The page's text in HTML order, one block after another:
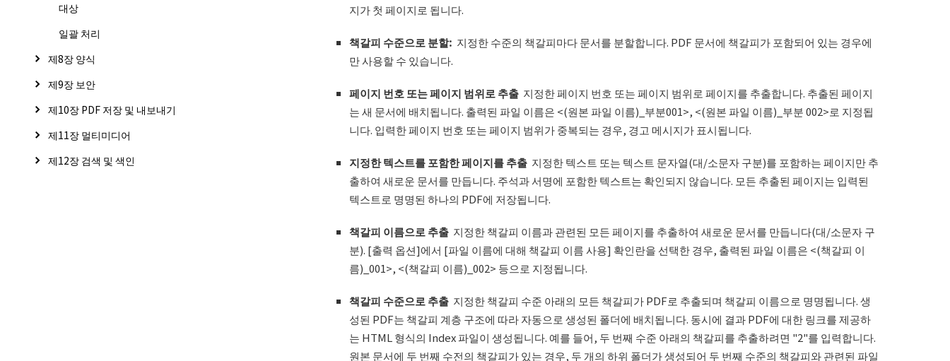
대상
일괄 처리
제8장 양식
제9장 보안
제10장 PDF 저장 및 내보내기
제11장 멀티미디어
제12장 검색 및 색인
지가 첫 페이지로 됩니다.
책갈피 수준으로 분할: 지정한 수준의 책갈피마다 문서를 분할합니다. PDF 문서에 책갈피가 포함되어 있는 경우에
만 사용할 수 있습니다.
페이지 번호 또는페이지 범위로 추출지정한 페이지 번호 또는 페이지 범위로 페이지를 추출합니다. 추출된 페이지
는 새 문서에 배치됩니다. 출력된 파일 이름은 <(원본 파일 이름)_부분001>, <(원본 파일 이름)_부분 002>로 지정됩
니다. 입력한 페이지 번호 또는 페이지 범위가 중복되는 경우, 경고 메시지가 표시됩니다.
지정한 텍스트를 포함한 페이지를 추출 지정한 텍스트 또는 텍스트 문자열(대/소문자 구분)를 포함하는 페이지만 추
출하여 새로운 문서를 만듭니다. 주석과 서명에 포함한 텍스트는 확인되지 않습니다. 모든 추출된 페이지는 입력된
텍스트로 명명된 하나의 PDF에 저장됩니다.
책갈피 이름으로 추출 지정한 책갈피 이름과 관련된 모든 페이지를 추출하여 새로운 문서를 만듭니다(대/소문자 구
분). [출력 옵션]에서 [파일 이름에 대해 책갈피 이름 사용] 확인란을 선택한 경우, 출력된 파일 이름은 <(책갈피 이
름)_001>, <(책갈피 이름)_002> 등으로 지정됩니다.
책갈피 수준으로 추출지정한 책갈피 수준 아래의 모든 책갈피가 PDF로 추출되며 책갈피 이름으로 명명됩니다. 생
성된 PDF는 책갈피 계층 구조에 따라 자동으로 생성된 폴더에 배치됩니다. 동시에 결과 PDF에 대한 링크를 제공하
는 HTML 형식의 Index 파일이 생성됩니다. 예를 들어, 두 번째 수준 아래의 책갈피를 추출하려면 "2"를 입력합니다.
원본 문서에 두 번째 수전의 책갈피가 있는 경우, 두 개의 하위 폴더가 생성되어 두 번째 수준의 책갈피와 관련된 파일